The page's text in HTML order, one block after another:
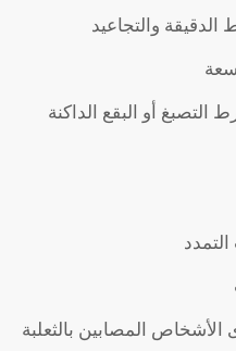
والتجاعيد
التصبغ أو البقع الداكنة
الأشخاص المصابين بالثعلبة